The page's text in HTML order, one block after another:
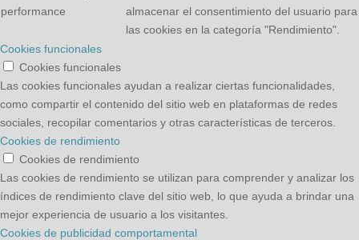
performance
almacenar el consentimiento del usuario para
las cookies en la categoría "Rendimiento".
Cookies funcionales
Cookies funcionales
Las cookies funcionales ayudan a realizar ciertas funcionalidades,
como compartir el contenido del sitio web en plataformas de redes
sociales, recopilar comentarios y otras características de terceros.
Cookies de rendimiento
Cookies de rendimiento
Las cookies de rendimiento se utilizan para comprender y analizar los
índices de rendimiento clave del sitio web, lo que ayuda a brindar una
mejor experiencia de usuario a los visitantes.
Cookies de publicidad comportamental